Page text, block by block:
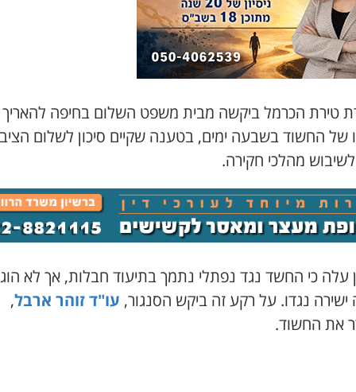
טירת הכרמל ביקשה מבית משפט השלום בחיפה
של החשוד בשבעה ימים, בטענה שקיים סיכון לשלום
מהלכי חקירה.
עלה כי החשד נגד נפתלי נתמך בתיעוד חבלות, אך לא
ישירה נגדו. על רקע זה ביקש הסנגור, עו"ד זוהר ארבל,
את החשוד.